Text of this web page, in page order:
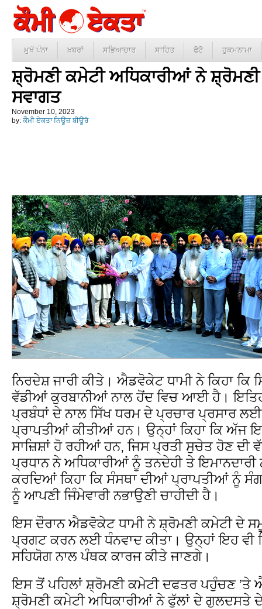
ਮੁਖੱ ਪੰਨਾ ਖ਼ਬਰਾਂ ਸਭਿਆਚਾਰ ਸਾਹਿਤ ਫੋਟੋ ਹੁਕਮਨਾਮਾ
ਸ਼੍ਰੋਮਣੀ ਕਮੇਟੀ ਅਧਿਕਾਰੀਆਂ ਨੇ ਸ਼੍ਰੋਮਣੀ
ਸਵਾਗਤ
November 10, 2023
by: ਕੌਮੀ ਏਕਤਾ ਨਿਊਜ਼ ਬੀਊਰੋ
ਨਿਰਦੇਸ਼ ਜਾਰੀ ਕੀਤੇ। ਐਡਵੋਕੇਟ ਧਾਮੀ ਨੇ ਕਿਹਾ ਕਿ
ਵੱਡੀਆਂ ਕੁਰਬਾਨੀਆਂ ਨਾਲ ਹੋਂਦ ਵਿਚ ਆਈ ਹੈ।
ਪ੍ਰਬੰਧਾਂ ਦੇ ਨਾਲ ਸਿੱਖ ਧਰਮ ਦੇ ਪ੍ਰਚਾਰ ਪ੍ਰਸਾਰ
ਪ੍ਰਾਪਤੀਆਂ ਕੀਤੀਆਂ ਹਨ। ਉਨ੍ਹਾਂ ਕਿਹਾ ਕਿ ਅੱਜ
ਸਾਜ਼ਿਸ਼ਾਂ ਹੋ ਰਹੀਆਂ ਹਨ, ਜਿਸ ਪ੍ਰਤੀ ਸੁਚੇਤ ਹੋਣ ਦੀ
ਪ੍ਰਧਾਨ ਨੇ ਅਧਿਕਾਰੀਆਂ ਨੂੰ ਤਨਦੇਹੀ ਤੇ
ਕਰਦਿਆਂ ਕਿਹਾ ਕਿ ਸੰਸਥਾ ਦੀਆਂ ਪ੍ਰਾਪਤੀਆਂ ਨੂੰ
ਨੂੰ ਆਪਣੀ ਜਿੰਮੇਵਾਰੀ ਨਭਾਉਣੀ ਚਾਹੀਦੀ ਹੈ।
ਇਸ ਦੌਰਾਨ ਐਡਵੋਕੇਟ ਧਾਮੀ ਨੇ ਸ਼੍ਰੋਮਣੀ ਕਮੇਟੀ ਦੇ
ਪ੍ਰਗਟ ਕਰਨ ਲਈ ਧੰਨਵਾਦ ਕੀਤਾ। ਉਨ੍ਹਾਂ ਇਹ ਵੀ
ਸਹਿਯੋਗ ਨਾਲ ਪੰਥਕ ਕਾਰਜ ਕੀਤੇ ਜਾਣਗੇ।
ਇਸ ਤੋਂ ਪਹਿਲਾਂ ਸ਼੍ਰੋਮਣੀ ਕਮੇਟੀ ਦਫਤਰ ਪਹੁੰਚਣ ’ਤੇ
ਸ਼੍ਰੋਮਣੀ ਕਮੇਟੀ ਅਧਿਕਾਰੀਆਂ ਨੇ ਫੁੱਲਾਂ ਦੇ ਗੁਲਦਸਤੇ